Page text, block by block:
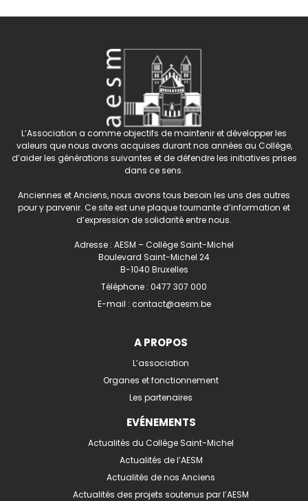
L’Association a comme objectifs de maintenir et développer les
valeurs que nous avons acquises durant nos années au Collège,
d’aider les générations suivantes et de défendre les initiatives prises
dans ce sens.
Anciennes et Anciens, nous avons tous besoin les uns des autres
pour y parvenir. Ce site est une plaque tournante d’information et
d’expression de solidarité entre nous.
Adresse : AESM – Collège Saint-Michel
Boulevard Saint-Michel 24
B-1040 Bruxelles
Téléphone : 0477 307 000
E-mail : contact@aesm.be
A PROPOS
L’association
Organes et fonctionnement
Les partenaires
EVÉNEMENTS
Actualités du Collège Saint-Michel
Actualités de l’AESM
Actualités de nos Anciens
Actualités des projets soutenus par l’AESM